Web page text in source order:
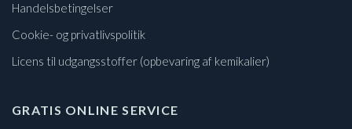
Handelsbetingelser
Cookie- og privatlivspolitik
Licens til udgangsstoffer (opbevaring af kemikalier)
GRATIS ONLINE SERVICE